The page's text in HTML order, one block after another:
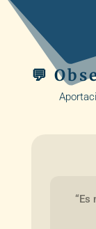
💬
“Es